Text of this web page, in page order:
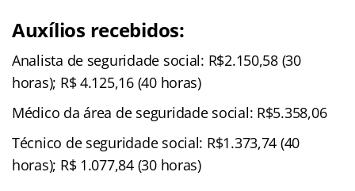
Auxílios recebidos:
Analista de seguridade social: R$2.150,58 (30
horas); R$ 4.125,16 (40 horas)
Médico da área de seguridade social: R$5.358,06
Técnico de seguridade social: R$1.373,74 (40
horas); R$ 1.077,84 (30 horas)